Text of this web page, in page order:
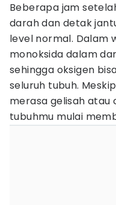
Beberapa jam
darah dan detak
level normal. Dalam
monoksida dalam
sehingga oksigen
seluruh tubuh.
merasa gelisah atau
tubuhmu mulai